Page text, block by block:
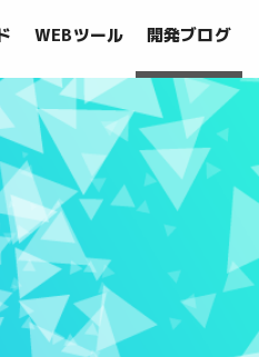
WEBツール 開発ブログ